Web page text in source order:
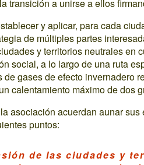
transición a unirse a ellos
y aplicar, para cada
de múltiples partes
y territorios neutrales en
social, a lo largo de una ruta
de gases de efecto invernadero
calentamiento máximo de dos
asociación acuerdan aunar
puntos:
de las ciudades y